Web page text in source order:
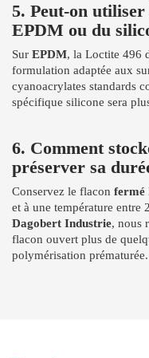
5. Peut-on
EPDM ou du
Sur EPDM, la Loctite 496
formulation adaptée aux
cyanoacrylates standards
spécifique silicone sera
6. Comment
préserver sa
Conservez le flacon fermé
et à une température entre
Dagobert Industrie, nous
flacon ouvert plus de
polymérisation prématurée.